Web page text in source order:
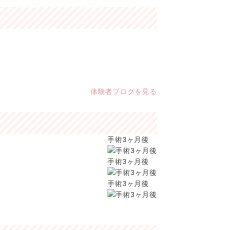
体験者ブログを見る
手術3ヶ月後
手術3ヶ月後
手術3ヶ月後